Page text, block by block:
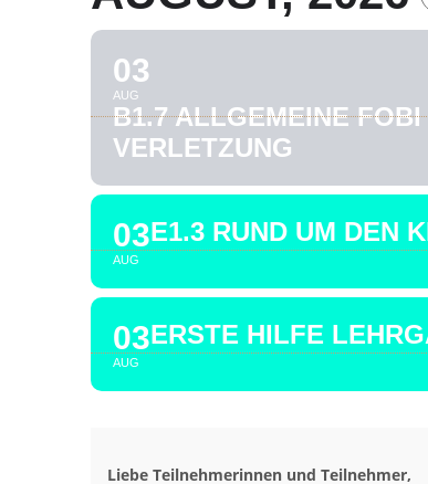
03
AUG
B1.7 ALLGEMEINE
VERLETZUNG
03
AUG
E1.3 RUND UM DEN
03
AUG
ERSTE HILFE
Liebe Teilnehmerinnen und Teilnehmer,